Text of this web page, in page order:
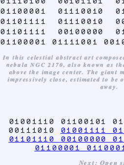
01100001 01110010
01101111 01110010
01101111 00100000
01100001 01111001
In this celestial abstract art
nebula NGC 2170, also known as
above the image center. The giant
impressively close, estimated to
away.
01001110 01100101
00111010 01001111
01101110 00100000
01100001
Next: Open